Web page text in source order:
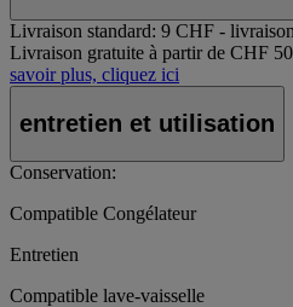
Livraison standard: 9 CHF -
Livraison gratuite à partir de CHF 50
savoir plus, cliquez ici
entretien et utilisation
Conservation:
Compatible Congélateur
Entretien
Compatible lave-vaisselle